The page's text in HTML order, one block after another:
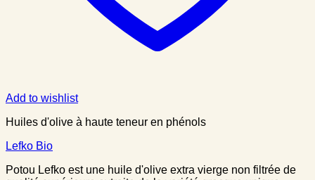
Add to wishlist
Huiles d'olive à haute teneur en phénols
Lefko Bio
Potou Lefko est une huile d'olive extra vierge non filtrée de